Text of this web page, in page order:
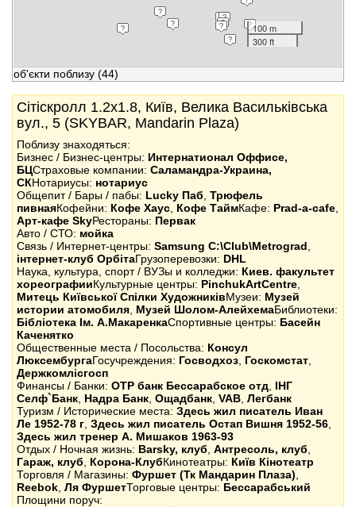
100 m
300 ft
об'єкти поблизу (44)
Сітіскролл 1.2x1.8, Київ, Велика Васильківська
вул., 5 (SKYBAR, Mandarin Plaza)
Поблизу знаходяться:
Бизнес / Бизнес-центры: Интернатионал Оффиcе,
БЦСтраховые компании: Саламандра-Украина,
СКНотариусы: нотариус
Общепит / Бары / пабы: Lucky Паб Трюфель
пивнаяКофейни: Кофе Хаус Кофе ТаймКафе: Prad-a-cafe
Арт-кафе SkyРестораны: Первак
Авто / СТО: мойка
Связь / Интернет-центры: Samsung C:\Club\Metrograd
інтернет-клуб ОрбітаГрузоперевозки: DHL
Наука, культура, спорт / ВУЗы и колледжи: Киев. факультет
хореографииКультурные центры: PinchukArtCentre
Митець Київської Спілки ХудожниківМузеи: Музей
истории атомобиля Музей Шолом-АлейхемаБиблиотеки:
Бібліотека Ім. А.МакаренкаСпортивные центры: Басейн
Каченятко
Общественные места / Посольства: Консул
ЛюксембургаГосучреждения: Госводхоз Госкомстат
Держкомлісгосп
Финансы / Банки: OTP банк Бессарабское отд ІНГ
Селф`Банк Надра Банк Ощадбанк VAB Легбанк
Туризм / Исторические места: Здесь жил писатель Иван
Ле 1952-78 г Здесь жил писатель Остап Вишня 1952-56
Здесь жил тренер А. Мишаков 1963-93
Отдых / Ночная жизнь: Barsky, клуб Антресоль, клуб
Гараж, клуб
Корона-КлубКинотеатры: Київ Кінотеатр
Торговля / Магазины: Фуршет (Тк Мандарин Плаза)
Reebok Ля ФуршетТорговые центры: Бессарабський
Площини поруч: